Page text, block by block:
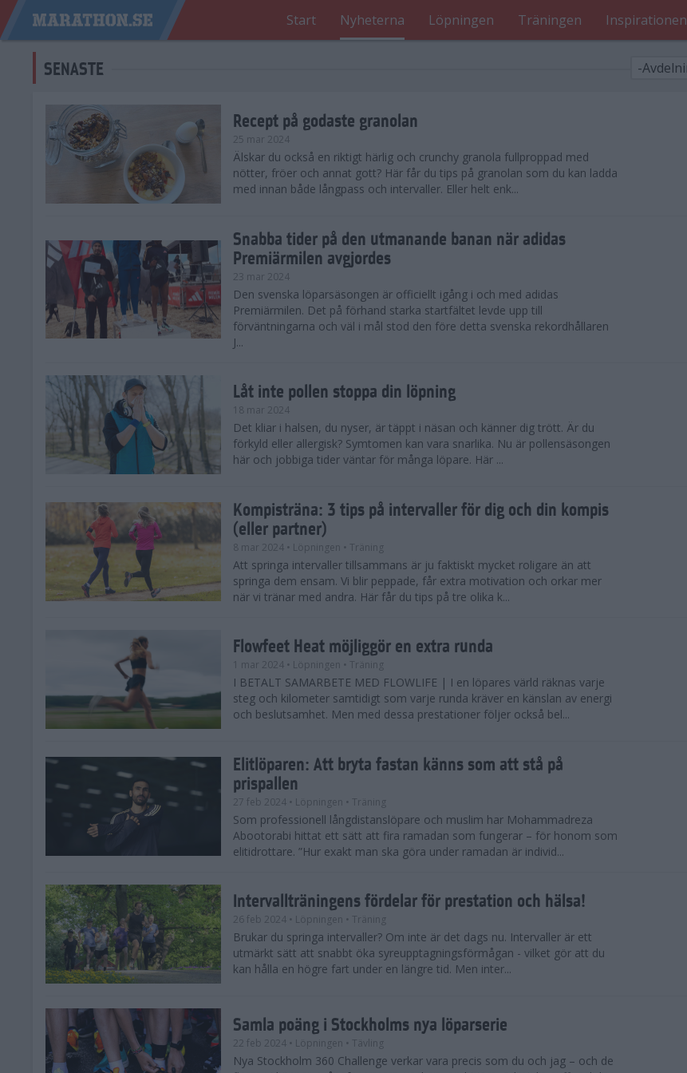
Start Nyheterna Löpningen Träningen Inspirationen
SENASTE
Recept på godaste granolan
25 mar 2024
Älskar du också en riktigt härlig och crunchy granola fullproppad med
nötter, fröer och annat gott? Här får du tips på granolan som du kan ladda
med innan både långpass och intervaller. Eller helt enk...
Snabba tider på den utmanande banan när adidas
Premiärmilen avgjordes
23 mar 2024
Den svenska löparsäsongen är officiellt igång i och med adidas
Premiärmilen. Det på förhand starka startfältet levde upp till
förväntningarna och väl i mål stod den före detta svenska rekordhållaren
J...
Låt inte pollen stoppa din löpning
18 mar 2024
Det kliar i halsen, du nyser, är täppt i näsan och känner dig trött. Är du
förkyld eller allergisk? Symtomen kan vara snarlika. Nu är pollensäsongen
här och jobbiga tider väntar för många löpare. Här ...
Kompisträna: 3 tips på intervaller för dig och din kompis
(eller partner)
8 mar 2024 • Löpningen • Träning
Att springa intervaller tillsammans är ju faktiskt mycket roligare än att
springa dem ensam. Vi blir peppade, får extra motivation och orkar mer
när vi tränar med andra. Här får du tips på tre olika k...
Flowfeet Heat möjliggör en extra runda
1 mar 2024 • Löpningen • Träning
I BETALT SAMARBETE MED FLOWLIFE | I en löpares värld räknas varje
steg och kilometer samtidigt som varje runda kräver en känslan av energi
och beslutsamhet. Men med dessa prestationer följer också bel...
Elitlöparen: Att bryta fastan känns som att stå på
prispallen
27 feb 2024 • Löpningen • Träning
Som professionell långdistanslöpare och muslim har Mohammadreza
Abootorabi hittat ett sätt att fira ramadan som fungerar – för honom som
elitidrottare. ”Hur exakt man ska göra under ramadan är individ...
Intervallträningens fördelar för prestation och hälsa!
26 feb 2024 • Löpningen • Träning
Brukar du springa intervaller? Om inte är det dags nu. Intervaller är ett
utmärkt sätt att snabbt öka syreupptagningsförmågan - vilket gör att du
kan hålla en högre fart under en längre tid. Men inter...
Samla poäng i Stockholms nya löparserie
22 feb 2024 • Löpningen • Tävling
Nya Stockholm 360 Challenge verkar vara precis som du och jag – och de